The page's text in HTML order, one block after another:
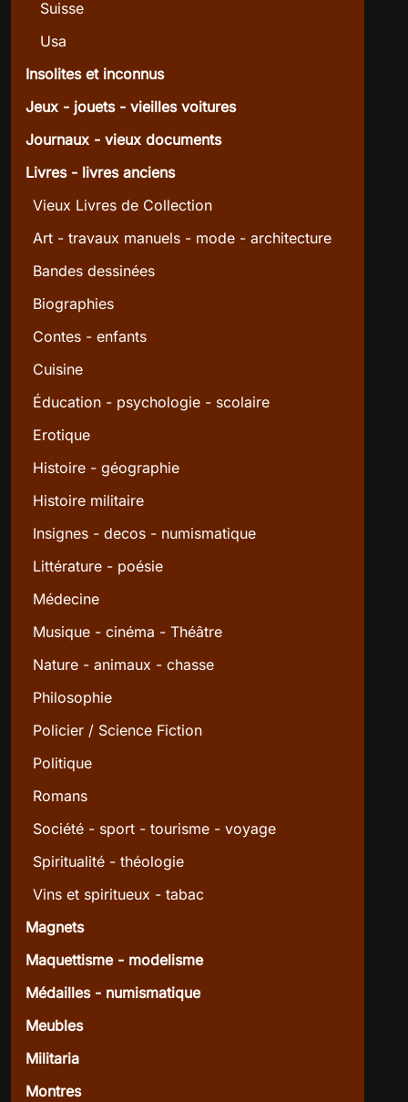
Suisse
Usa
Insolites et inconnus
Jeux - jouets - vieilles voitures
Journaux - vieux documents
Livres - livres anciens
Vieux Livres de Collection
Art - travaux manuels - mode - architecture
Bandes dessinées
Biographies
Contes - enfants
Cuisine
Éducation - psychologie - scolaire
Erotique
Histoire - géographie
Histoire militaire
Insignes - decos - numismatique
Littérature - poésie
Médecine
Musique - cinéma - Théâtre
Nature - animaux - chasse
Philosophie
Policier / Science Fiction
Politique
Romans
Société - sport - tourisme - voyage
Spiritualité - théologie
Vins et spiritueux - tabac
Magnets
Maquettisme - modelisme
Médailles - numismatique
Meubles
Militaria
Montres